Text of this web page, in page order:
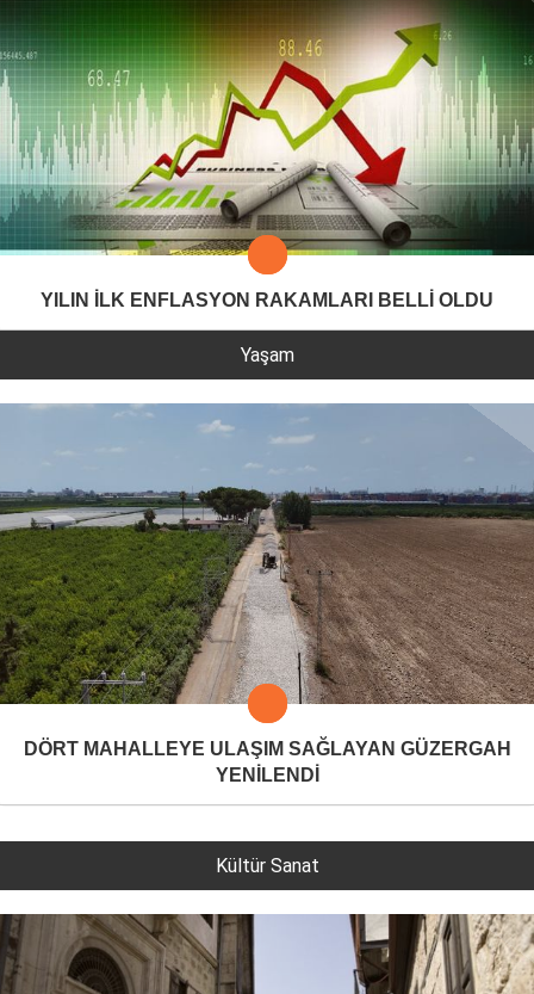
YILIN İLK ENFLASYON RAKAMLARI BELLİ OLDU
Yaşam
DÖRT MAHALLEYE ULAŞIM SAĞLAYAN GÜZERGAH
YENİLENDİ
Kültür Sanat